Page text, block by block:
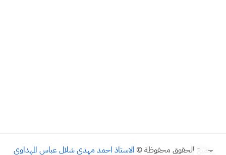
جميع الحقوق محفوظة © الاستاذ احمد مهدي شلال عباس المهداوي